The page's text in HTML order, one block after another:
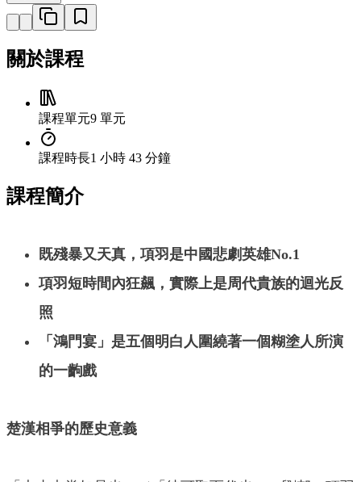
關於課程
課程單元9 單元
課程時長1 小時 43 分鐘
課程簡介
既殘暴又天真，項羽是中國悲劇英雄No.1
項羽短時間內狂飆，實際上是周代貴族的迴光反
照
「鴻門宴」是五個明白人圍繞著一個糊塗人所演
的一齣戲
楚漢相爭的歷史意義